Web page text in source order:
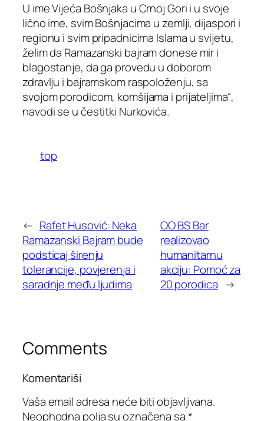
U ime Vijeća Bošnjaka u Crnoj Gori i u svoje
lično ime, svim Bošnjacima u zemlji, dijaspori i
regionu i svim pripadnicima Islama u svijetu,
želim da Ramazanski bajram donese mir i
blagostanje, da ga provedu u doborom
zdravlju i bajramskom raspoloženju, sa
svojom porodicom, komšijama i prijateljima“,
navodi se u čestitki Nurkovića.
top
← Rafet Husović: Neka
Ramazanski Bajram bude
podsticaj širenju
tolerancije, povjerenja i
saradnje među ljudima
OO BS Bar
realizovao
humanitarnu
akciju: Pomoć za
20 porodica →
Comments
Komentariši
Vaša email adresa neće biti objavljivana.
Neophodna polja su označena sa*